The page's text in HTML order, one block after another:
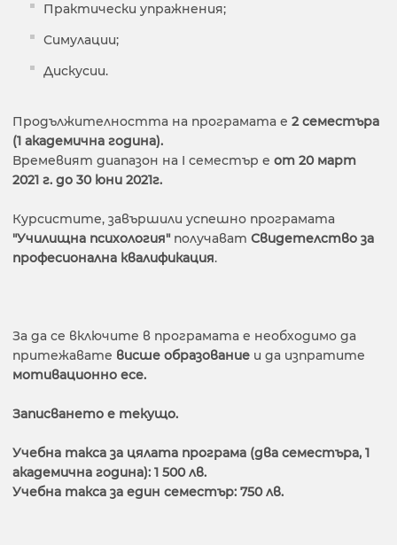
Практически упражнения;
Симулации;
Дискусии.
Продължителността на програмата е 2 семестъра
(1 академична година).
Времевият диапазон на I семестър е от 20 март
2021 г. до 30 юни 2021г.
Курсистите, завършили успешно програмата
"Училищна психология" получават Свидетелство за
професионална квалификация.
За да се включите в програмата е необходимо да
притежавате висше образование и да изпратите
мотивационно есе.
Записването е текущо.
Учебна такса за цялата програма (два семестъра, 1
академична година): 1 500 лв.
Учебна такса за един семестър: 750 лв.